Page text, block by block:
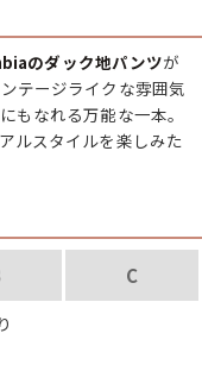
W33,W34
以上
のダック地パンツが
テージライクな雰囲気
もなれる万能な一本。
ルスタイルを楽しみた
C